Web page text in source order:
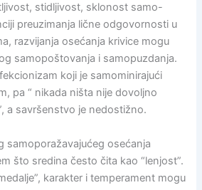
stidljivost, sklonost samo-
preuzimanja lične odgovornosti u
razvijanja osećanja krivice mogu
samopoštovanja i samopuzdanja.
koji je samominirajući
pa “ nikada ništa nije dovoljno
a savršenstvo je nedostižno.
samoporažavajućeg osećanja
što sredina često čita kao “lenjost”.
karakter i temperament mogu